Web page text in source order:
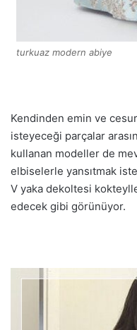
turkuaz modern abiye
Kendinden emin ve
isteyeceği parçalar
kullanan modeller de
elbiselerle yansıtmak
V yaka dekoltesi
edecek gibi görünüyor.